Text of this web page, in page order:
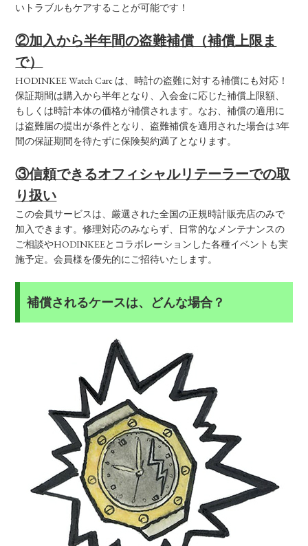
いトラブルもケアすることが可能です！
②加入から半年間の盗難補償（補償上限ま
で）
HODINKEE Watch Care は、時計の盗難に対する補償にも対応！
保証期間は購入から半年となり、入会金に応じた補償上限額、
もしくは時計本体の価格が補償されます。なお、補償の適用に
は盗難届の提出が条件となり、盗難補償を適用された場合は3年
間の保証期間を待たずに保険契約満了となります。
③信頼できるオフィシャルリテーラーでの取
り扱い
この会員サービスは、厳選された全国の正規時計販売店のみで
加入できます。修理対応のみならず、日常的なメンテナンスの
ご相談やHODINKEEとコラボレーションした各種イベントも実
施予定。会員様を優先的にご招待いたします。
補償されるケースは、どんな場合？